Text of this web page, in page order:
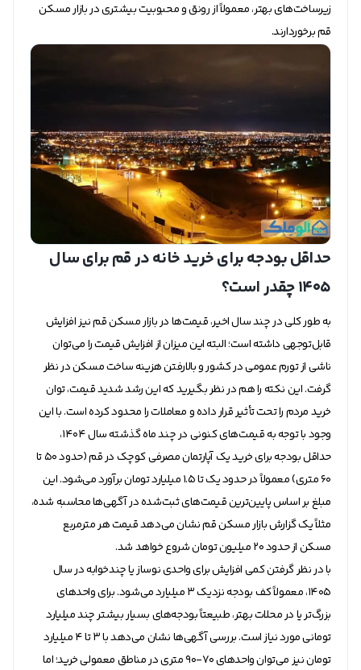
زیرساخت‌های بهتر، معمولاً از رونق و محبوبیت بیشتری در بازار مسکن
قم برخوردارند.
حداقل بودجه برای خرید خانه در قم برای سال
۱۴۰۵ چقدر است؟
به طور کلی در چند سال اخیر، قیمت‌ها در بازار مسکن قم نیز افزایش
قابل‌توجهی داشته است؛ البته این میزان از افزایش قیمت را می‌توان
ناشی از تورم عمومی در کشور و بالارفتن هزینه ساخت مسکن در نظر
گرفت. این نکته را هم در نظر بگیرید که این رشد شدید قیمت، توان
خرید مردم را تحت تأثیر قرار داده و معاملات را محدود کرده است. با این
وجود با توجه به قیمت‌های کنونی در چند ماه گذشته سال 1404،
حداقل بودجه برای خرید یک آپارتمان مصرفی کوچک در قم (حدود ۵۰ تا
۶۰ متری) معمولاً در حدود یک تا 1.5 میلیارد تومان برآورد می‌شود. این
مبلغ بر اساس پایین‌ترین قیمت‌های ثبت‌شده در آگهی‌ها محاسبه شده،
مثلاً یک گزارش بازار مسکن قم نشان می‌دهد قیمت هر مترمربع
مسکن از حدود 20 میلیون تومان شروع خواهد شد.
با در نظر گرفتن کمی افزایش برای واحدی نوساز یا چندخوابه در سال
1405، معمولاً کف بودجه نزدیک 3 میلیارد می‌شود. برای واحد‌های
بزرگ‌تر یا در محلات بهتر، طبیعتاً بودجه‌های بسیار بیشتر چند میلیارد
تومانی مورد نیاز است. بررسی آگهی‌ها نشان می‌دهد با ۳ تا ۴ میلیارد
تومان نیز می‌توان واحد‌های ۷۰-۹۰ متری در مناطق معمولی خرید؛ اما